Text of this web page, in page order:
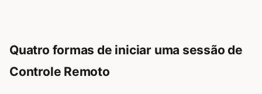
Quatro formas de iniciar uma sessão de
Controle Remoto